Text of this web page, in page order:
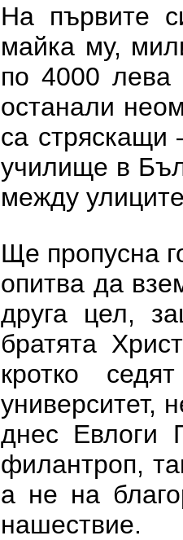
На първите
майка му,
по 4000 лева
останали
са стряскащи
училище в
между
Ще пропусна
опитва да
друга цел,
братята
кротко
университет,
днес Евлоги
филантроп,
а не на
нашествие.